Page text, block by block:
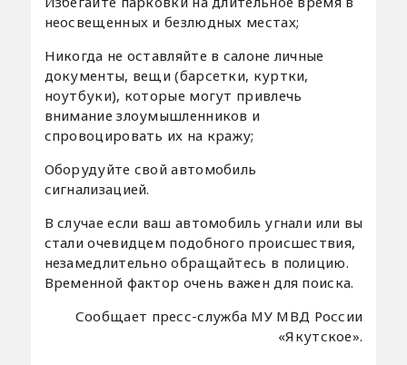
неосвещенных и безлюдных местах;
Никогда не оставляйте в салоне личные
документы, вещи (барсетки, куртки,
ноутбуки), которые могут привлечь
внимание злоумышленников и
спровоцировать их на кражу;
Оборудуйте свой автомобиль
сигнализацией.
В случае если ваш автомобиль угнали или вы
стали очевидцем подобного происшествия,
незамедлительно обращайтесь в полицию.
Временной фактор очень важен для поиска.
Сообщает пресс-служба МУ МВД России
«Якутское».